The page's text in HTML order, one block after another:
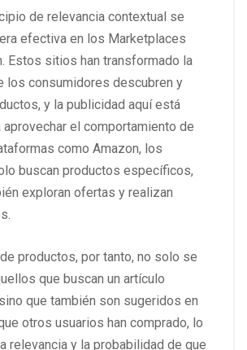
de relevancia contextual se
efectiva en los Marketplaces
Estos sitios han transformado la
los consumidores descubren y
y la publicidad aquí está
aprovechar el comportamiento de
como Amazon, los
buscan productos específicos,
exploran ofertas y realizan
productos, por tanto, no solo se
que buscan un artículo
que también son sugeridos en
otros usuarios han comprado, lo
relevancia y la probabilidad de que